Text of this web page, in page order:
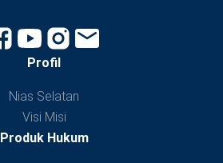
Profil
Nias Selatan
Visi Misi
Produk Hukum